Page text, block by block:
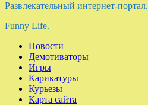
Развлекательный интернет-портал.
Основное
Funny Life.
Новости
Демотиваторы
Игры
Карикатуры
Курьезы
Карта сайта